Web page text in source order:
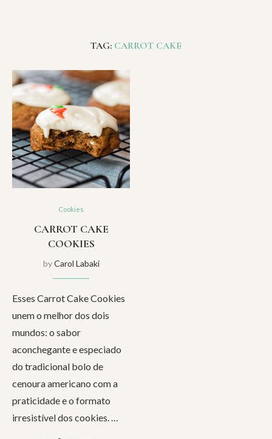
TAG: CARROT CAKE
Cookies
CARROT CAKE
COOKIES
byCarol Labaki
Esses Carrot Cake Cookies
unem o melhor dos dois
mundos: o sabor
aconchegante e especiado
do tradicional bolo de
cenoura americano com a
praticidade e o formato
irresistível dos cookies. …